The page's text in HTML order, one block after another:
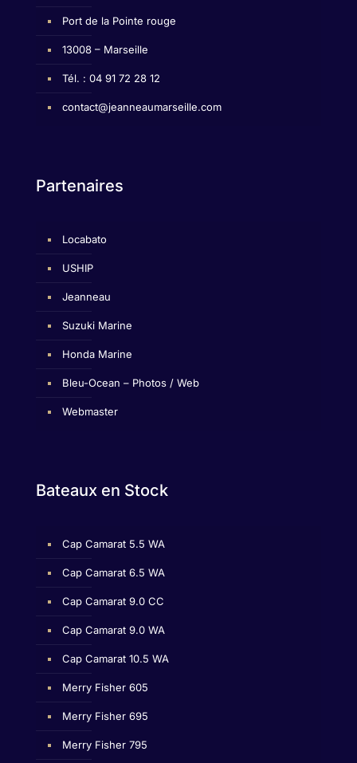
Port de la Pointe rouge
13008 – Marseille
Tél. : 04 91 72 28 12
contact@jeanneaumarseille.com
Partenaires
Locabato
USHIP
Jeanneau
Suzuki Marine
Honda Marine
Bleu-Ocean – Photos / Web
Webmaster
Bateaux en Stock
Cap Camarat 5.5 WA
Cap Camarat 6.5 WA
Cap Camarat 9.0 CC
Cap Camarat 9.0 WA
Cap Camarat 10.5 WA
Merry Fisher 605
Merry Fisher 695
Merry Fisher 795